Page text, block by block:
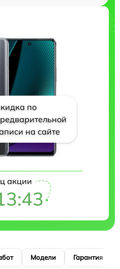
по
на сайте
акции
Модели Гарантия